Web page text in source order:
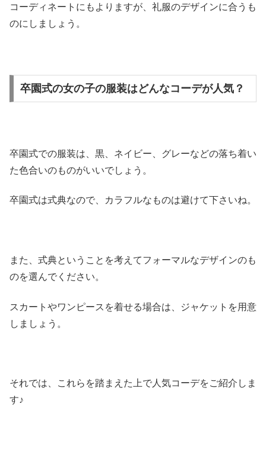
コーディネートにもよりますが、礼服のデザインに合うも
のにしましょう。
卒園式の女の子の服装はどんなコーデが人気？
卒園式での服装は、黒、ネイビー、グレーなどの落ち着い
た色合いのものがいいでしょう。
卒園式は式典なので、カラフルなものは避けて下さいね。
また、式典ということを考えてフォーマルなデザインのも
のを選んでください。
スカートやワンピースを着せる場合は、ジャケットを用意
しましょう。
それでは、これらを踏まえた上で人気コーデをご紹介しま
す♪